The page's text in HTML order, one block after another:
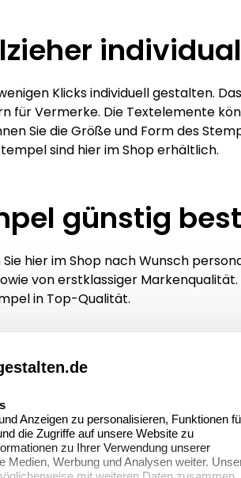
Klicks individuell gestalten.
für Vermerke. Die Textelemente
Sie die Größe und Form des
sind hier im Shop erhältlich.
günstig
hier im Shop nach Wunsch
von erstklassiger
in Top-Qualität.
Datenschutzerklärung
Widerrufsrecht
Anzeigen zu personalisieren, Funktionen
die Zugriffe auf unsere Website zu
zu Ihrer Verwendung unserer
Medien, Werbung und Analysen weiter.